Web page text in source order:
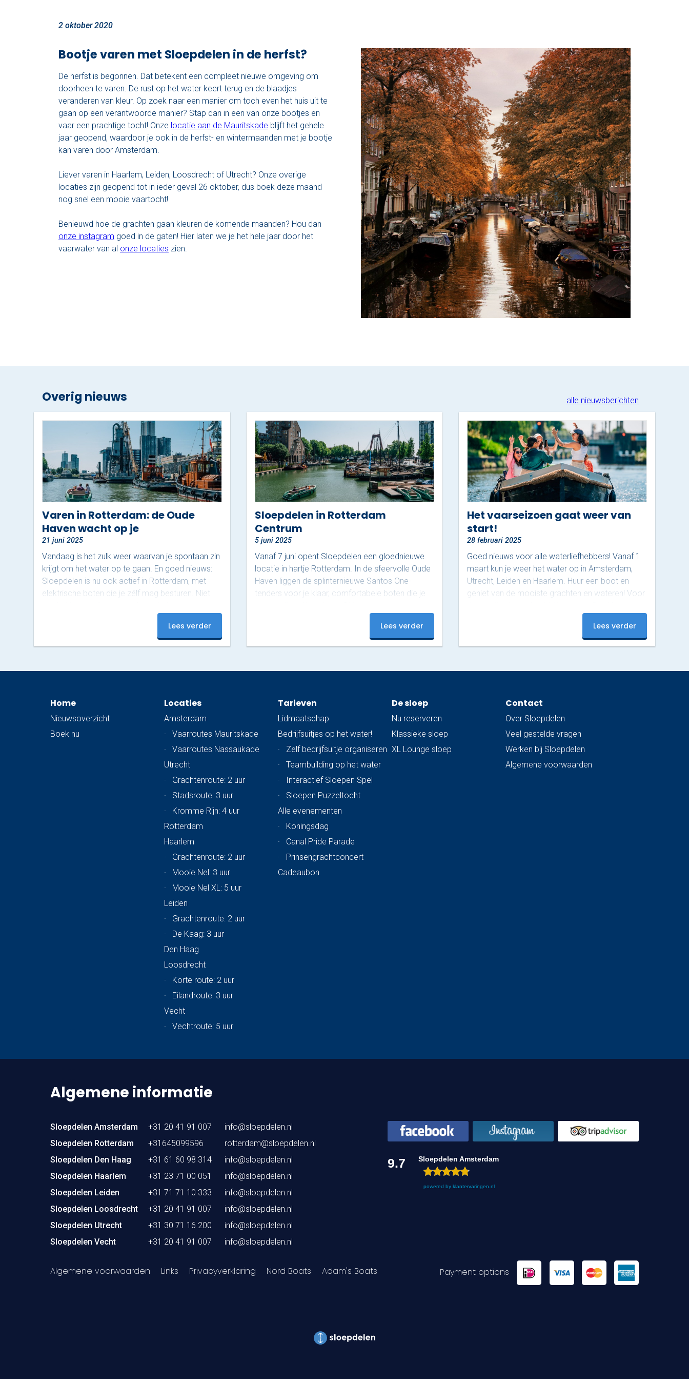
2 oktober 2020
Bootje varen met Sloepdelen in de herfst?
De herfst is begonnen. Dat betekent een compleet nieuwe omgeving om
doorheen te varen. De rust op het water keert terug en de blaadjes
veranderen van kleur. Op zoek naar een manier om toch even het huis uit te
gaan op een verantwoorde manier? Stap dan in een van onze bootjes en
vaar een prachtige tocht! Onze locatie aan de Mauritskade blijft het gehele
jaar geopend, waardoor je ook in de herfst- en wintermaanden met je bootje
kan varen door Amsterdam.
Liever varen in Haarlem, Leiden, Loosdrecht of Utrecht? Onze overige
locaties zijn geopend tot in ieder geval 26 oktober, dus boek deze maand
nog snel een mooie vaartocht!
Benieuwd hoe de grachten gaan kleuren de komende maanden? Hou dan
onze instagram goed in de gaten! Hier laten we je het hele jaar door het
vaarwater van al onze locaties zien.
Overig nieuws alle nieuwsberichten
Varen in Rotterdam: de Oude
Haven wacht op je
21 juni 2025
Vandaag is het zulk weer waarvan je spontaan zin
krijgt om het water op te gaan. En goed nieuws:
Sloepdelen is nu ook actief in Rotterdam, met
elektrische boten die je zélf mag besturen. Niet
maar in het sfeervolle gebied rond de Oude
Haven. En dat maakt het juist zo relaxed. Ontdek
het mooiste stukje van Rotterdam De Oude
Lees verder
Sloepdelen in Rotterdam
Centrum
5 juni 2025
Vanaf 7 juni opent Sloepdelen een gloednieuwe
locatie in hartje Rotterdam. In de sfeervolle Oude
Haven liggen de splinternieuwe Santos One-
tenders voor je klaar, comfortabele boten die je
tocht met vrienden plant of op zoek bent naar
een originele manier om de stad te ontdekken:
deze boten bieden alle vrijheid. Vanaf het water
Lees verder
Het vaarseizoen gaat weer van
start!
28 februari 2025
Goed nieuws voor alle waterliefhebbers! Vanaf 1
maart kun je weer het water op in Amsterdam,
Utrecht, Leiden en Haarlem. Huur een boot en
geniet van de mooiste grachten en wateren! Voor
moet je nog even wachten, daar start het
vaarseizoen op 1 april. Waar ga jij als eerste
varen? Boek nu en beleef een onvergetelijke start
Lees verder
Home
Nieuwsoverzicht
Boek nu
Locaties
Amsterdam
·
Vaarroutes Mauritskade
·
Vaarroutes Nassaukade
Utrecht
·
Grachtenroute: 2 uur
·
Stadsroute: 3 uur
·
Kromme Rijn: 4 uur
Rotterdam
Haarlem
·
Grachtenroute: 2 uur
·
Mooie Nel: 3 uur
·
Mooie Nel XL: 5 uur
Leiden
·
Grachtenroute: 2 uur
·
De Kaag: 3 uur
Den Haag
Loosdrecht
·
Korte route: 2 uur
·
Eilandroute: 3 uur
Vecht
·
Vechtroute: 5 uur
Tarieven
Lidmaatschap
Bedrijfsuitjes op het water!
·
Zelf bedrijfsuitje organiseren
·
Teambuilding op het water
·
Interactief Sloepen Spel
·
Sloepen Puzzeltocht
Alle evenementen
·
Koningsdag
·
Canal Pride Parade
·
Prinsengrachtconcert
Cadeaubon
De sloep
Nu reserveren
Klassieke sloep
XL Lounge sloep
Contact
Over Sloepdelen
Veel gestelde vragen
Werken bij Sloepdelen
Algemene voorwaarden
Algemene informatie
Sloepdelen Amsterdam +31 20 41 91 007
info@sloepdelen.nl
Sloepdelen Rotterdam
+31645099596
rotterdam@sloepdelen.nl
Sloepdelen Den Haag
+31 61 60 98 314
info@sloepdelen.nl
Sloepdelen Haarlem
+31 23 71 00 051
info@sloepdelen.nl
Sloepdelen Leiden
+31 71 71 10 333
info@sloepdelen.nl
Sloepdelen Loosdrecht
+31 20 41 91 007
info@sloepdelen.nl
Sloepdelen Utrecht
+31 30 71 16 200
info@sloepdelen.nl
Sloepdelen Vecht
+31 20 41 91 007 info@sloepdelen.nl
9.7 Sloepdelen Amsterdam
powered by klantervaringen.nl
Algemene voorwaarden Links Privacyverklaring Nord Boats Adam's Boats Payment options